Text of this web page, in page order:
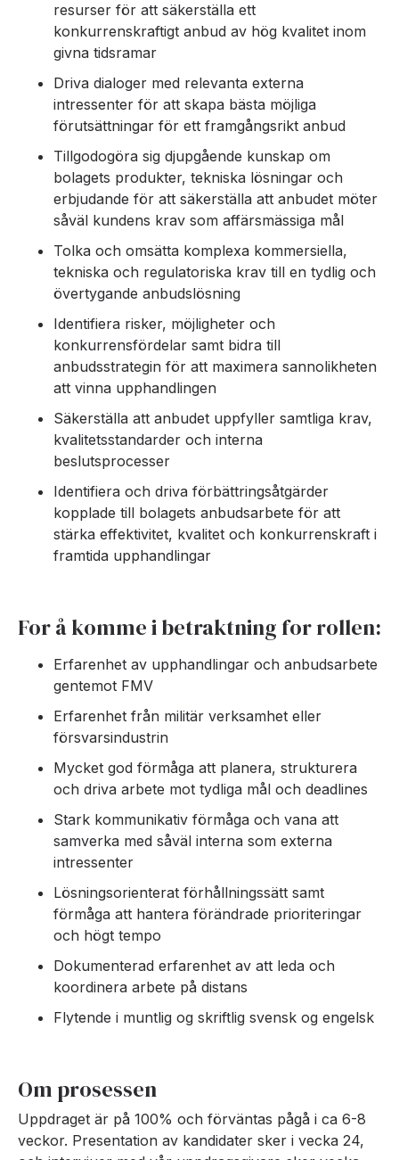
resurser för att säkerställa ett
konkurrenskraftigt anbud av hög kvalitet inom
givna tidsramar
Driva dialoger med relevanta externa
intressenter för att skapa bästa möjliga
förutsättningar för ett framgångsrikt anbud
Tillgodogöra sig djupgående kunskap om
bolagets produkter, tekniska lösningar och
erbjudande för att säkerställa att anbudet möter
såväl kundens krav som affärsmässiga mål
Tolka och omsätta komplexa kommersiella,
tekniska och regulatoriska krav till en tydlig och
övertygande anbudslösning
Identifiera risker, möjligheter och
konkurrensfördelar samt bidra till
anbudsstrategin för att maximera sannolikheten
att vinna upphandlingen
Säkerställa att anbudet uppfyller samtliga krav,
kvalitetsstandarder och interna
beslutsprocesser
Identifiera och driva förbättringsåtgärder
kopplade till bolagets anbudsarbete för att
stärka effektivitet, kvalitet och konkurrenskraft i
framtida upphandlingar
For å komme i betraktning for rollen:
Erfarenhet av upphandlingar och anbudsarbete
gentemot FMV
Erfarenhet från militär verksamhet eller
försvarsindustrin
Mycket god förmåga att planera, strukturera
och driva arbete mot tydliga mål och deadlines
Stark kommunikativ förmåga och vana att
samverka med såväl interna som externa
intressenter
Lösningsorienterat förhållningssätt samt
förmåga att hantera förändrade prioriteringar
och högt tempo
Dokumenterad erfarenhet av att leda och
koordinera arbete på distans
Flytende i muntlig og skriftlig svensk og engelsk
Om prosessen
Uppdraget är på 100% och förväntas pågå i ca 6-8
veckor. Presentation av kandidater sker i vecka 24,